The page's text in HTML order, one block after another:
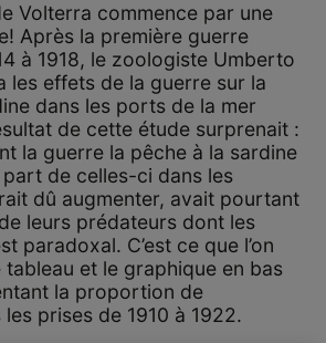
Volterra commence par une
Après la première guerre
à 1918, le zoologiste Umberto
les effets de la guerre sur la
dans les ports de la mer
de cette étude surprenait :
la guerre la pêche à la sardine
de celles-ci dans les
dû augmenter, avait pourtant
leurs prédateurs dont les
paradoxal. C’est ce que l’on
et le graphique en bas
la proportion de
prises de 1910 à 1922.